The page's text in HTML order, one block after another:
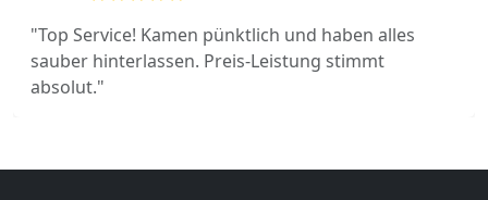
"Top Service! Kamen pünktlich und haben alles
sauber hinterlassen. Preis-Leistung stimmt
absolut."